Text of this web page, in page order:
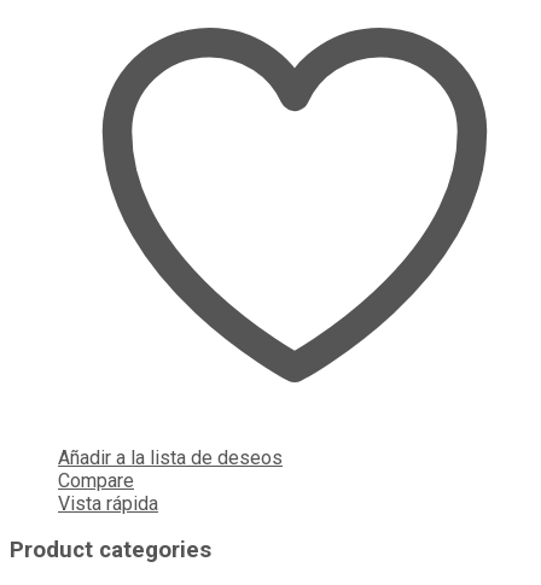
Añadir a la lista de deseos
Compare
Vista rápida
Product categories